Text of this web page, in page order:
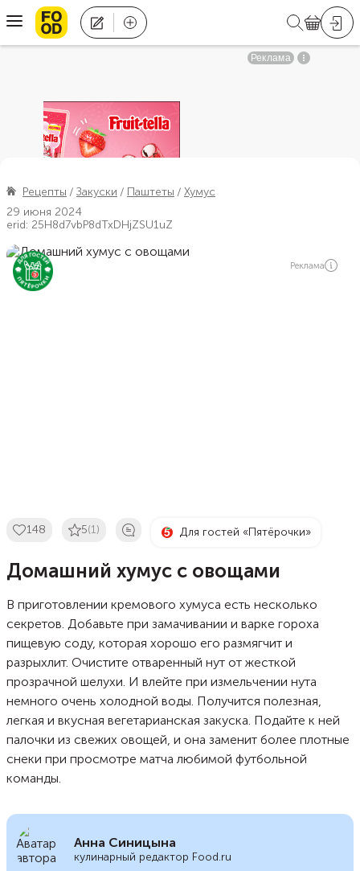
Рецепты Закуски Паштеты
Хумус
29 июня 2024
erid: 25H8d7vbP8dTxDHjZSU1uZ
Реклама
148 5(1) Для гостей «Пятёрочки»
Домашний хумус с овощами
В приготовлении кремового хумуса есть несколько
секретов. Добавьте при замачивании и варке гороха
пищевую соду, которая хорошо его размягчит и
разрыхлит. Очистите отваренный нут от жесткой
прозрачной шелухи. И влейте при измельчении нута
немного очень холодной воды. Получится полезная,
легкая и вкусная вегетарианская закуска. Подайте к ней
палочки из свежих овощей, и она заменит более плотные
снеки при просмотре матча любимой футбольной
команды.
Анна Синицына
кулинарный редактор Food.ru